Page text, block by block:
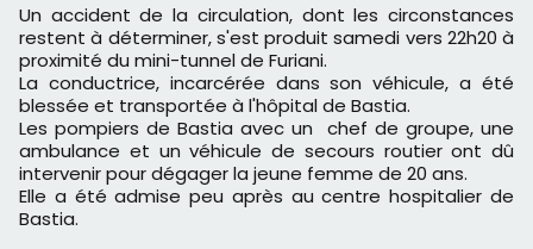
Un accident de la circulation, dont les circonstances
restent à déterminer, s'est produit samedi vers 22h20 à
proximité du mini-tunnel de Furiani.
La conductrice, incarcérée dans son véhicule, a été
blessée et transportée à l'hôpital de Bastia.
Les pompiers de Bastia avec un chef de groupe, une
ambulance et un véhicule de secours routier ont dû
intervenir pour dégager la jeune femme de 20 ans.
Elle a été admise peu après au centre hospitalier de
Bastia.